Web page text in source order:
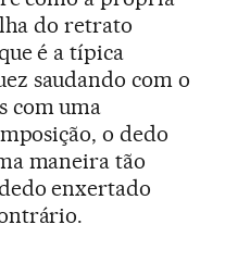
do retrato
é a típica
saudando com o
com uma
o dedo
maneira tão
enxertado